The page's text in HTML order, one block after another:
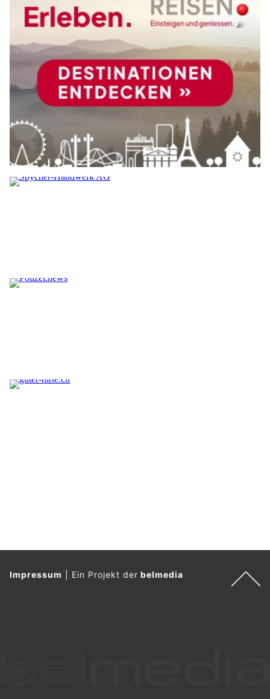
Impressum Ein Projekt derbelmedia